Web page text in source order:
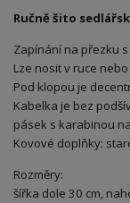
Ručně šito
Zapínání na přezku
Lze nosit v ruce
Pod klopou je
Kabelka je bez
pásek s karabinou
Kovové doplňky:
Rozměry:
šířka dole 30 cm,